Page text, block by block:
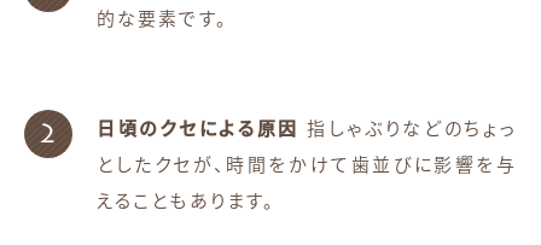
的な要素です。
日頃のクセによる原因 指しゃぶりなどのちょっ
としたクセが、時間をかけて歯並びに影響を与
えることもあります。